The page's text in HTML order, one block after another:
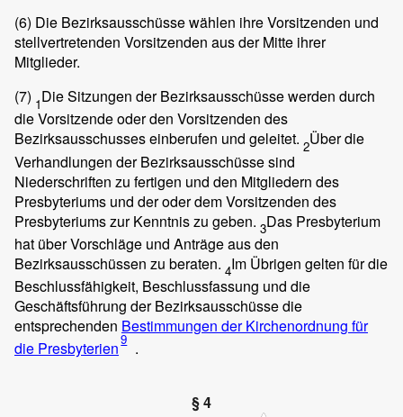
(6) Die Bezirksausschüsse wählen ihre Vorsitzenden und
stellvertretenden Vorsitzenden aus der Mitte ihrer
Mitglieder.
(7) 1Die Sitzungen der Bezirksausschüsse werden durch
die Vorsitzende oder den Vorsitzenden des
Bezirksausschusses einberufen und geleitet. 2Über die
Verhandlungen der Bezirksausschüsse sind
Niederschriften zu fertigen und den Mitgliedern des
Presbyteriums und der oder dem Vorsitzenden des
Presbyteriums zur Kenntnis zu geben. 3Das Presbyterium
hat über Vorschläge und Anträge aus den
Bezirksausschüssen zu beraten. 4Im Übrigen gelten für die
Beschlussfähigkeit, Beschlussfassung und die
Geschäftsführung der Bezirksausschüsse die
entsprechenden Bestimmungen der Kirchenordnung für
die Presbyterien9 .
§ 4